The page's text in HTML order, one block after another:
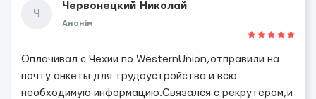
Ч
Червонецкий Николай
Анонім
Оплачивал с Чехии по WesternUnion,отправили на
почту анкеты для трудоустройства и всю
необходимую информацию.Связался с рекрутером,и